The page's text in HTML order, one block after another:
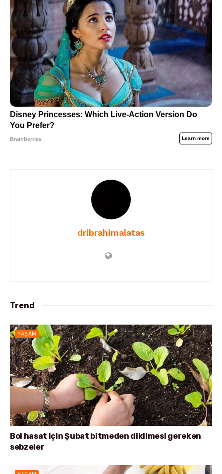
dribrahimalatas
Trend
YAŞAM
Bol hasat için Şubat bitmeden dikilmesi gereken
sebzeler